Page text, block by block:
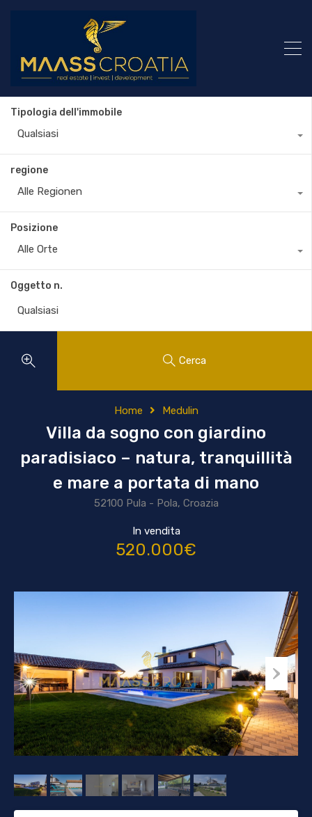
Tipologia dell'immobile
Qualsiasi
regione
Alle Regionen
Posizione
Alle Orte
Oggetto n.
Cerca
Home Medulin
Villa da sogno con giardino
paradisiaco – natura, tranquillità
e mare a portata di mano
52100 Pula - Pola, Croazia
In vendita
520.000€